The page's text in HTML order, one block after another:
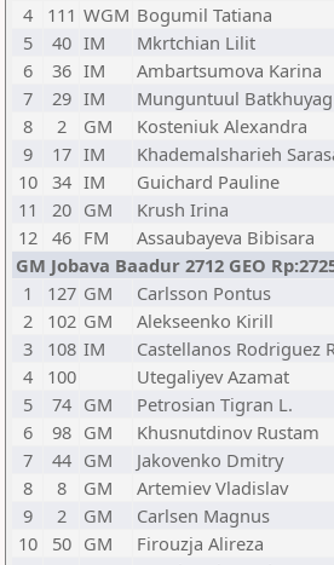
4
111 WGM Bogumil Tatiana
5
40 IM Mkrtchian Lilit
6
36 IM Ambartsumova Karina
7
29 IM Munguntuul Batkhuyag
8
2 GM Kosteniuk Alexandra
9
17 IM Khademalsharieh
10 34 IM Guichard Pauline
11
20 GM Krush Irina
12 46 FM Assaubayeva Bibisara
GM Jobava Baadur 2712 GEO
1
127 GM Carlsson Pontus
2
102 GM Alekseenko Kirill
3
108 IM Castellanos Rodriguez
4
100 Utegaliyev Azamat
5
74 GM Petrosian Tigran L.
6
98 GM Khusnutdinov Rustam
7
44 GM Jakovenko Dmitry
8
8 GM Artemiev Vladislav
9
2 GM Carlsen Magnus
10
50 GM Firouzja Alireza